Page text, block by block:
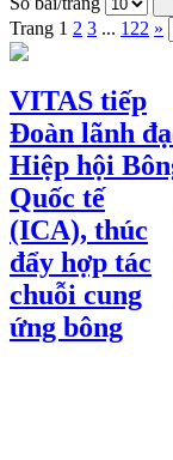
Trang 1 2 3 ... 122 »
VITAS tiếp
Đoàn lãnh
Hiệp hội
Quốc tế
(ICA), thúc
đẩy hợp tác
chuỗi cung
ứng bông